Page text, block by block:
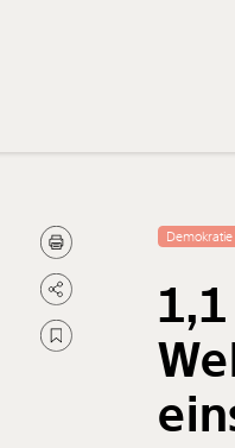
Treffer
Demokratie